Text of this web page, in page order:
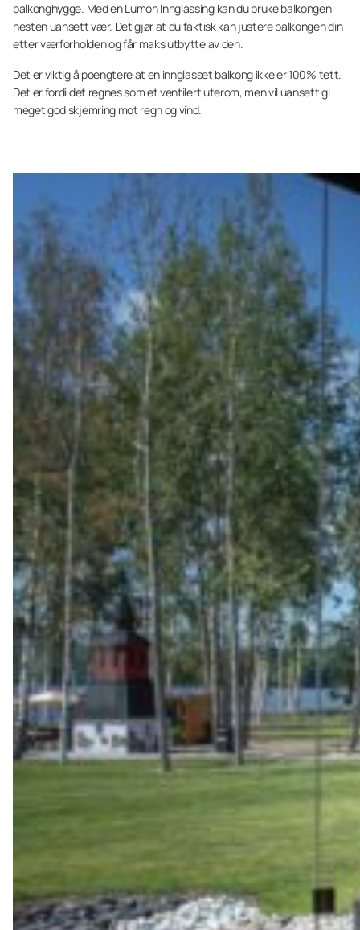
balkonghygge. Med en Lumon Innglassing kan du bruke balkongen
nestenuansett vær. Det gjør at du faktisk kan justere balkongen din
etter værforholden og får maks utbytte av den.
Det er viktig å poengtere at en innglasset balkong ikke er 100% tett.
Det er fordi det regnes som et ventilert uterom, men vil uansett gi
meget god skjemring mot regn og vind.